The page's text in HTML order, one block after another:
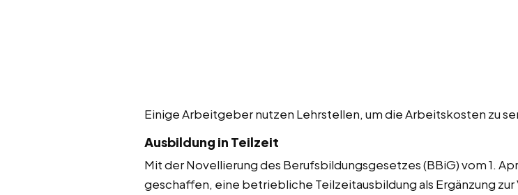
Einige Arbeitgeber nutzen Lehrstellen, um die Arbeitskosten zu
Ausbildung in Teilzeit
Mit der Novellierung des Berufsbildungsgesetzes (BBiG) vom 1.
geschaffen, eine betriebliche Teilzeitausbildung als Ergänzung